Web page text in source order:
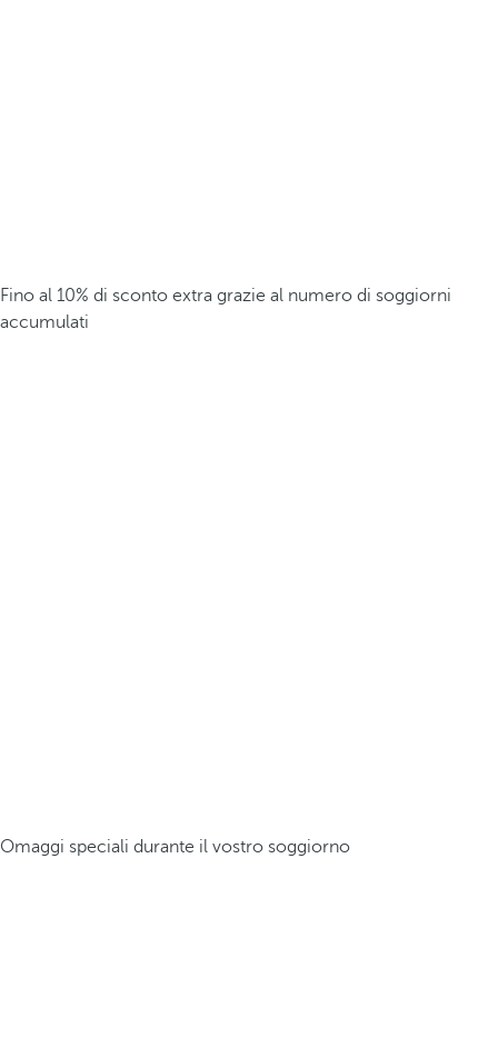
Fino al 10% di sconto extra grazie al numero di soggiorni
accumulati
Omaggi speciali durante il vostro soggiorno